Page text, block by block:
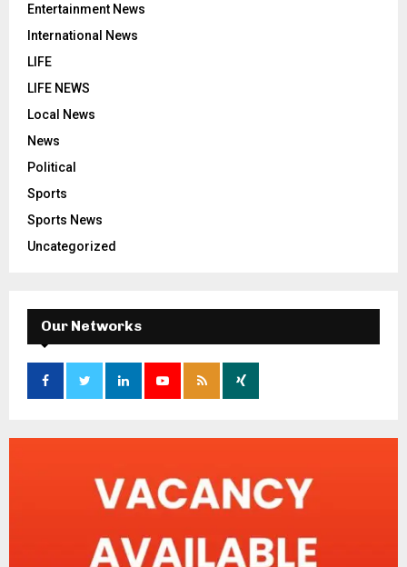
Entertainment News
International News
LIFE
LIFE NEWS
Local News
News
Political
Sports
Sports News
Uncategorized
Our Networks